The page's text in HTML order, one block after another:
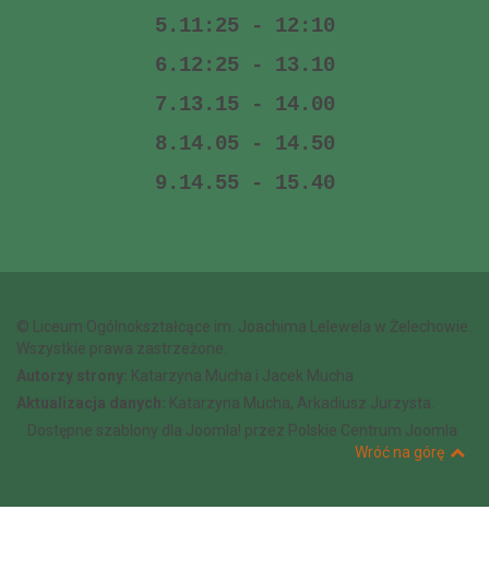
5.11:25 - 12:10
6.12:25 - 13.10
7.13.15 - 14.00
8.14.05 - 14.50
9.14.55 - 15.40
© Liceum Ogólnokształcące im. Joachima Lelewela w Żelechowie.
Wszystkie prawa zastrzeżone.
Autorzy strony: Katarzyna Mucha i Jacek Mucha
Aktualizacja danych: Katarzyna Mucha, Arkadiusz Jurzysta.
Dostępne szablony dla Joomla! przez Polskie Centrum Joomla
Wróć na górę